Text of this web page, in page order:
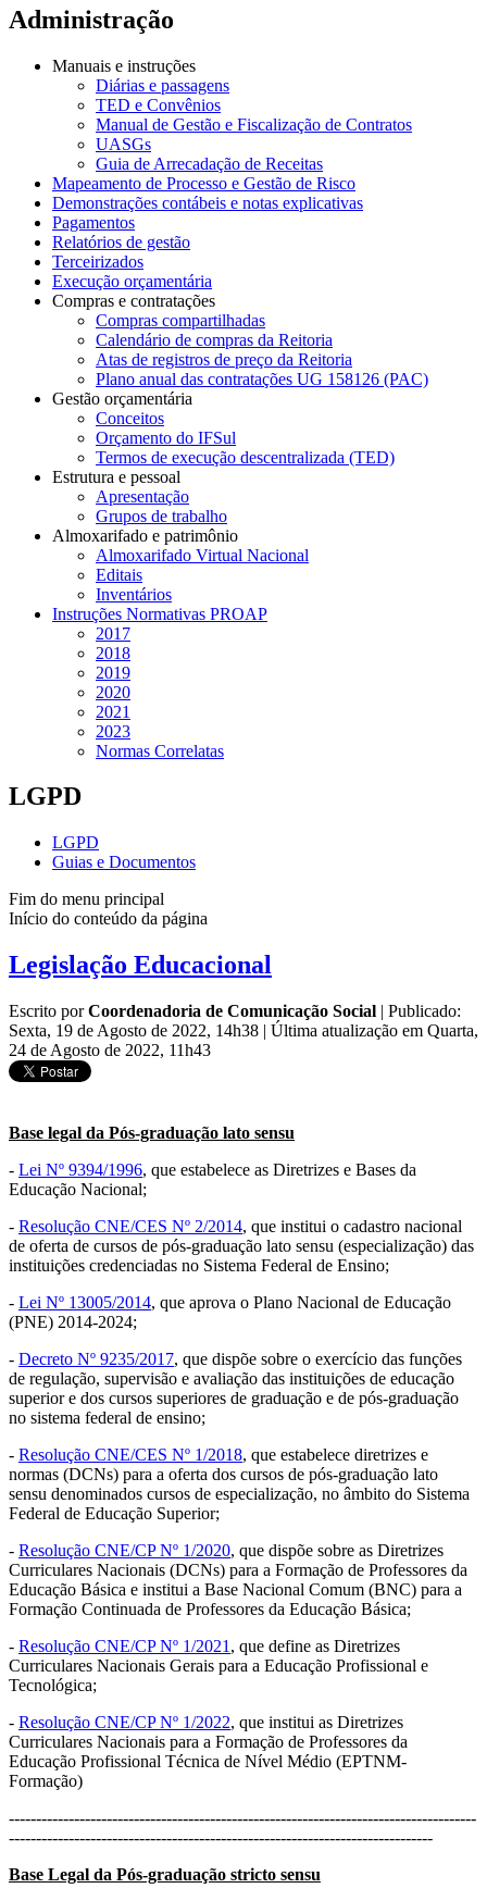
Administração
Manuais e instruções
Diárias e passagens
TED e Convênios
Manual de Gestão e Fiscalização de Contratos
UASGs
Guia de Arrecadação de Receitas
Mapeamento de Processo e Gestão de Risco
Demonstrações contábeis e notas explicativas
Pagamentos
Relatórios de gestão
Terceirizados
Execução orçamentária
Compras e contratações
Compras compartilhadas
Calendário de compras da Reitoria
Atas de registros de preço da Reitoria
Plano anual das contratações UG 158126 (PAC)
Gestão orçamentária
Conceitos
Orçamento do IFSul
Termos de execução descentralizada (TED)
Estrutura e pessoal
Apresentação
Grupos de trabalho
Almoxarifado e patrimônio
Almoxarifado Virtual Nacional
Editais
Inventários
Instruções Normativas PROAP
2017
2018
2019
2020
2021
2023
Normas Correlatas
LGPD
LGPD
Guias e Documentos
Fim do menu principal
Início do conteúdo da página
Legislação Educacional
Escrito porCoordenadoria de Comunicação Social | Publicado:
Sexta, 19 de Agosto de 2022, 14h38 | Última atualização em Quarta,
24 de Agosto de 2022, 11h43
Base legal da Pós-graduação lato sensu
- Lei Nº 9394/1996, que estabelece as Diretrizes e Bases da
Educação Nacional;
- Resolução CNE/CES Nº 2/2014, que institui o cadastro nacional
de oferta de cursos de pós-graduação lato sensu (especialização) das
instituições credenciadas no Sistema Federal de Ensino;
- Lei Nº 13005/2014, que aprova o Plano Nacional de Educação
(PNE) 2014-2024;
- Decreto Nº 9235/2017, que dispõe sobre o exercício das funções
de regulação, supervisão e avaliação das instituições de educação
superior e dos cursos superiores de graduação e de pós-graduação
no sistema federal de ensino;
- Resolução CNE/CES Nº 1/2018, que estabelece diretrizes e
normas (DCNs) para a oferta dos cursos de pós-graduação lato
sensu denominados cursos de especialização, no âmbito do Sistema
Federal de Educação Superior;
- Resolução CNE/CP Nº 1/2020, que dispõe sobre as Diretrizes
Curriculares Nacionais (DCNs) para a Formação de Professores da
Educação Básica e institui a Base Nacional Comum (BNC) para a
Formação Continuada de Professores da Educação Básica;
- Resolução CNE/CP Nº 1/2021 , que define as Diretrizes
Curriculares Nacionais Gerais para a Educação Profissional e
Tecnológica;
- Resolução CNE/CP Nº 1/2022, que institui as Diretrizes
Curriculares Nacionais para a Formação de Professores da
Educação Profissional Técnica de Nível Médio (EPTNM-
Formação)
--------------------------------------------------------------------------------------
------------------------------------------------------------------------------
Base Legal da Pós-graduação stricto sensu